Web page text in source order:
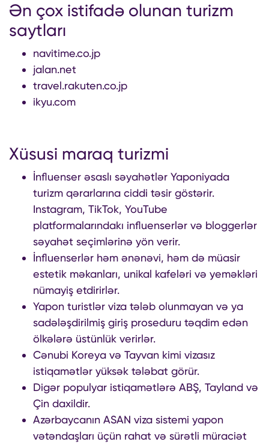
Ən çox istifadə olunan turizm
saytları
navitime.co.jp
jalan.net
travel.rakuten.co.jp
ikyu.com
Xüsusi maraq turizmi
İnfluenser əsaslı səyahətlər Yaponiyada
turizm qərarlarına ciddi təsir göstərir.
Instagram, TikTok, YouTube
platformalarındakı influenserlər və bloggerlər
səyahət seçimlərinə yön verir.
İnfluenserlər həm ənənəvi, həm də müasir
estetik məkanları, unikal kafeləri və yeməkləri
nümayiş etdirirlər.
Yapon turistlər viza tələb olunmayan və ya
sadələşdirilmiş giriş proseduru təqdim edən
ölkələrə üstünlük verirlər.
Cənubi Koreya və Tayvan kimi vizasız
istiqamətlər yüksək tələbat görür.
Digər populyar istiqamətlərə ABŞ, Tayland və
Çin daxildir.
Azərbaycanın ASAN viza sistemi yapon
vətəndaşları üçün rahat və sürətli müraciət